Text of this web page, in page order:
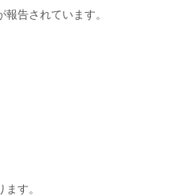
告されています。
す。